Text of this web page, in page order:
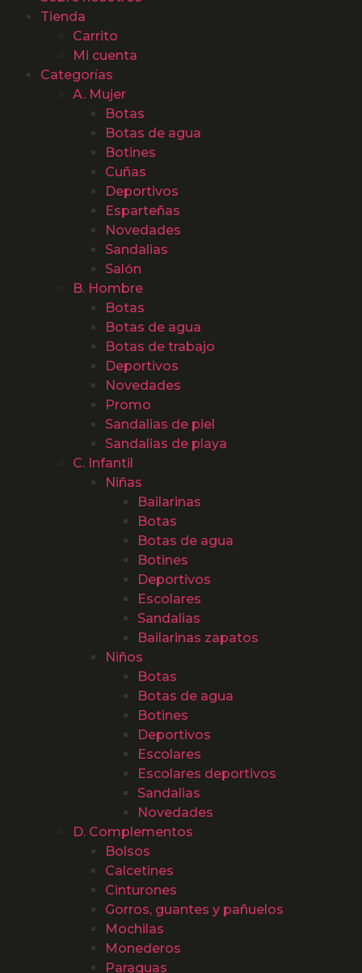
Tienda
Carrito
Mi cuenta
Categorías
A. Mujer
Botas
Botas de agua
Botines
Cuñas
Deportivos
Esparteñas
Novedades
Sandalias
Salón
B. Hombre
Botas
Botas de agua
Botas de trabajo
Deportivos
Novedades
Promo
Sandalias de piel
Sandalias de playa
C. Infantil
Niñas
Bailarinas
Botas
Botas de agua
Botines
Deportivos
Escolares
Sandalias
Bailarinas zapatos
Niños
Botas
Botas de agua
Botines
Deportivos
Escolares
Escolares deportivos
Sandalias
Novedades
D. Complementos
Bolsos
Calcetines
Cinturones
Gorros, guantes y pañuelos
Mochilas
Monederos
Paraguas